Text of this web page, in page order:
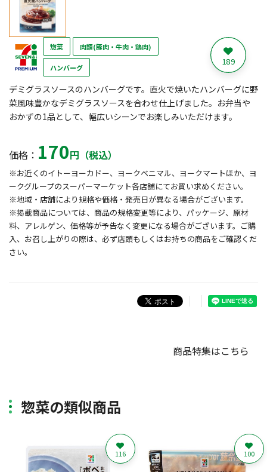
惣菜 肉類(豚肉・牛肉・鶏肉)
ハンバーグ
189
デミグラスソースのハンバーグです。直火で焼いたハンバーグに野
菜風味豊かなデミグラスソースを合わせ仕上げました。お弁当や
おかずの1品として、幅広いシーンでお楽しみいただけます。
価格： 170円（税込）
※お近くのイトーヨーカドー、ヨークベニマル、ヨークマートほか、ヨ
ークグループのスーパーマーケット各店舗にてお買い求めください。
※地域・店舗により規格や価格・発売日が異なる場合がございます。
※掲載商品については、商品の規格変更等により、パッケージ、原材
料、アレルゲン、価格等が予告なく変更になる場合がございます。ご購
入、お召し上がりの際は、必ず店頭もしくはお持ちの商品をご確認くだ
さい。
商品特集はこちら
惣菜の類似商品
116 100